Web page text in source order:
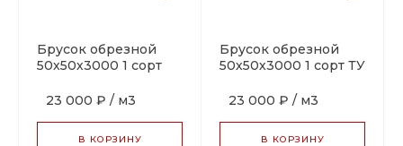
Брусок обрезной
50х50х3000 1 сорт
23 000 ₽ / м3
В КОРЗИНУ
Брусок обрезной
50х50х3000 1 сорт ТУ
23 000 ₽ / м3
В КОРЗИНУ